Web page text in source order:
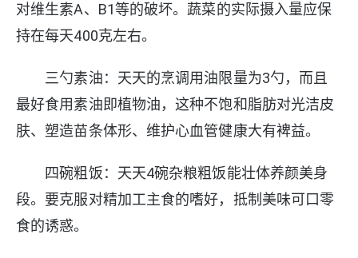
对维生素A、B1等的破坏。蔬菜的实际摄入量应保
持在每天400克左右。
三勺素油：天天的烹调用油限量为3勺，而且
最好食用素油即植物油，这种不饱和脂肪对光洁皮
肤、塑造苗条体形、维护心血管健康大有裨益。
四碗粗饭：天天4碗杂粮粗饭能壮体养颜美身
段。要克服对精加工主食的嗜好，抵制美味可口零
食的诱惑。